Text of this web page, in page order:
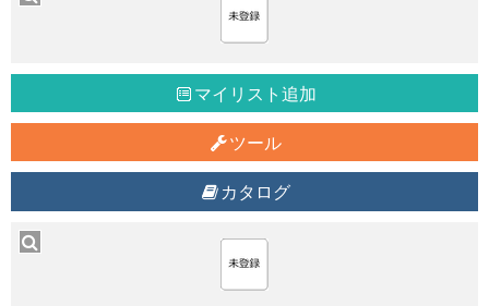
マイリスト追加
ツール
カタログ